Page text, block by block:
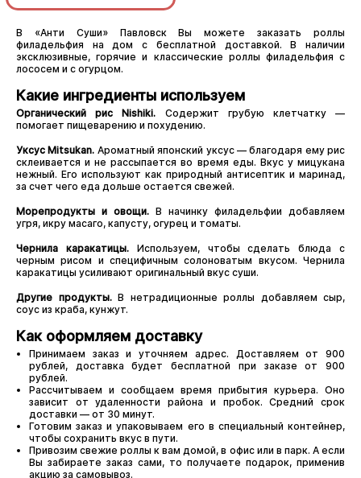
В «Анти Суши» Павловск Вы можете заказать роллы
филадельфия на дом с бесплатной доставкой. В наличии
эксклюзивные, горячие и классические роллы филадельфия с
лососем и с огурцом.
Какие ингредиенты используем
Органический рис Nishiki. Содержит грубую клетчатку —
помогает пищеварению и похудению.
Уксус Mitsukan. Ароматный японский уксус — благодаря ему рис
склеивается и не рассыпается во время еды. Вкус у мицукана
нежный. Его используют как природный антисептик и маринад,
за счет чего еда дольше остается свежей.
Морепродукты и овощи. В начинку филадельфии добавляем
угря, икру масаго, капусту, огурец и томаты.
Чернила каракатицы.Используем, чтобы сделать блюда с
черным рисом и специфичным солоноватым вкусом. Чернила
каракатицы усиливают оригинальный вкус суши.
Другие продукты.В нетрадиционные роллы добавляем сыр,
соус из краба, кунжут.
Как оформляем доставку
Принимаем заказ и уточняем адрес. Доставляем от 900
рублей, доставка будет бесплатной при заказе от 900
рублей.
Рассчитываем и сообщаем время прибытия курьера. Оно
зависит от удаленности района и пробок. Средний срок
доставки — от 30 минут.
Готовим заказ и упаковываем его в специальный контейнер,
чтобы сохранить вкус в пути.
Привозим свежие роллы к вам домой, в офис или в парк. А если
Вы забираете заказ сами, то получаете подарок, применив
акцию за самовывоз.